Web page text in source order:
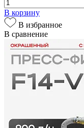
В корзину
В избранное
В сравнение